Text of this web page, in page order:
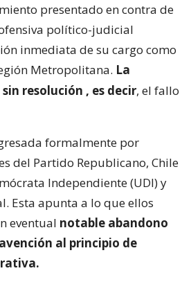
presentado en contra de
político-judicial
inmediata de su cargo como
Metropolitana. La
sin resolución , es decir, el fallo
formalmente por
del Partido Republicano, Chile
Independiente (UDI) y
Esta apunta a lo que ellos
eventual notable abandono
al principio de